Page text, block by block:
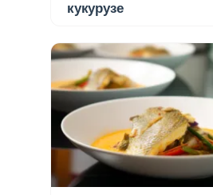
кукурузе